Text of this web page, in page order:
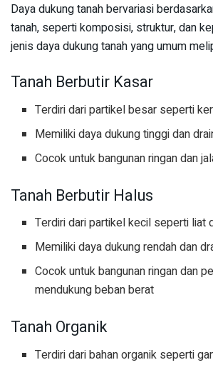
Daya dukung tanah bervariasi
tanah, seperti komposisi, struktur, dan
jenis daya dukung tanah yang umum
Tanah Berbutir Kasar
Terdiri dari partikel besar seperti
Memiliki daya dukung tinggi dan
Cocok untuk bangunan ringan dan
Tanah Berbutir Halus
Terdiri dari partikel kecil seperti liat
Memiliki daya dukung rendah dan
Cocok untuk bangunan ringan dan
mendukung beban berat
Tanah Organik
Terdiri dari bahan organik seperti